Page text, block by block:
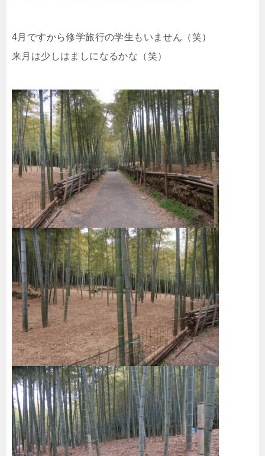
4月ですから修学旅行の学生もいません（笑）
来月は少しはましになるかな（笑）